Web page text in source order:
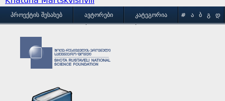
MᲞᲠᲝᲔᲥᲢᲘᲡ ᲨᲔᲡᲐᲮᲔᲑ ᲐᲕᲢᲝᲠᲔᲑᲘ ᲙᲐᲢᲔᲒᲝᲠᲘᲐ # Ა Ბ Გ
Დ